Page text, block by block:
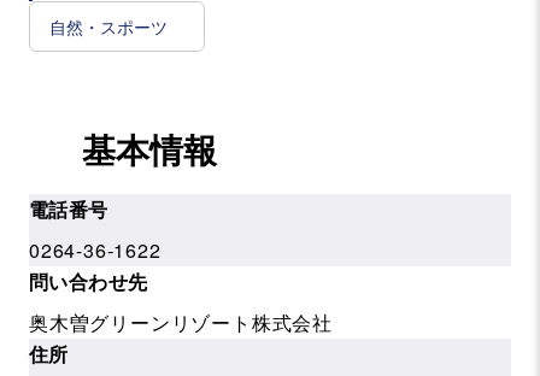
自然・スポーツ
基本情報
電話番号
0264-36-1622
問い合わせ先
奥木曽グリーンリゾート株式会社
住所